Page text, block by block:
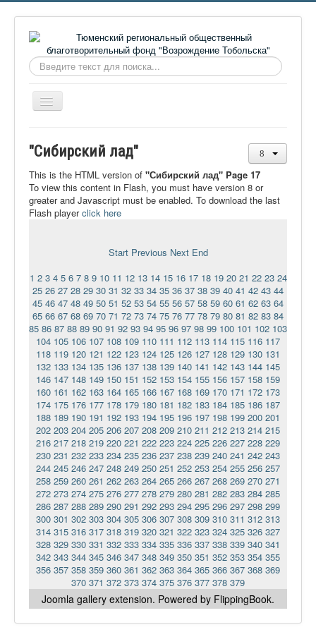
Искать...
Включить/
выключить
О фонде
Онлайн библиотека
Видеоматериалы
Сайт проекта Достоевский
Ермаковополе.рф
"Сибирский лад"
This is the HTML version of "Сибирский лад" Page 17
To view this content in Flash, you must have version 8 or
greater and Javascript must be enabled. To download the last
Flash playerclick here
Start Previous Next End
1 2 3 4 5 6 7 8 9 10 11 12 13 14 15 16 17 18 19 20 21 22 23 24
25 26 27 28 29 30 31 32 33 34 35 36 37 38 39 40 41 42 43 44
45 46 47 48 49 50 51 52 53 54 55 56 57 58 59 60 61 62 63 64
65 66 67 68 69 70 71 72 73 74 75 76 77 78 79 80 81 82 83 84
85 86 87 88 89 90 91 92 93 94 95 96 97 98 99 100 101 102 103
104 105 106 107 108 109 110 111 112 113 114 115 116 117
118 119 120 121 122 123 124 125 126 127 128 129 130 131
132 133 134 135 136 137 138 139 140 141 142 143 144 145
146 147 148 149 150 151 152 153 154 155 156 157 158 159
160 161 162 163 164 165 166 167 168 169 170 171 172 173
174 175 176 177 178 179 180 181 182 183 184 185 186 187
188 189 190 191 192 193 194 195 196 197 198 199 200 201
202 203 204 205 206 207 208 209 210 211 212 213 214 215
216 217 218 219 220 221 222 223 224 225 226 227 228 229
230 231 232 233 234 235 236 237 238 239 240 241 242 243
244 245 246 247 248 249 250 251 252 253 254 255 256 257
258 259 260 261 262 263 264 265 266 267 268 269 270 271
272 273 274 275 276 277 278 279 280 281 282 283 284 285
286 287 288 289 290 291 292 293 294 295 296 297 298 299
300 301 302 303 304 305 306 307 308 309 310 311 312 313
314 315 316 317 318 319 320 321 322 323 324 325 326 327
328 329 330 331 332 333 334 335 336 337 338 339 340 341
342 343 344 345 346 347 348 349 350 351 352 353 354 355
356 357 358 359 360 361 362 363 364 365 366 367 368 369
370 371 372 373 374 375 376 377 378 379
Joomla gallery extension. Powered by FlippingBook.